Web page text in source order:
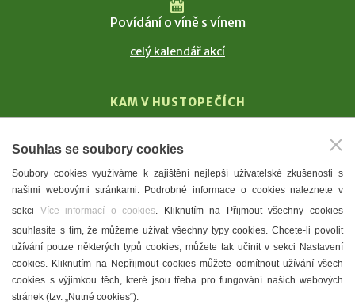
Povídání o víně s vínem
celý kalendář akcí
KAM V HUSTOPEČÍCH
T. G. Masaryk
Mandloně
Ubytování
Restaurace
Městské muzeum a galerie
Denní meníčka
Souhlas se soubory cookies
Soubory cookies využíváme k zajištění nejlepší uživatelské zkušenosti s
našimi webovými stránkami. Podrobné informace o cookies naleznete v
sekci Více informací o cookies. Kliknutím na Přijmout všechny cookies
souhlasíte s tím, že můžeme užívat všechny typy cookies. Chcete-li povolit
užívání pouze některých typů cookies, můžete tak učinit v sekci Nastavení
cookies. Kliknutím na Nepřijmout cookies můžete odmítnout užívání všech
cookies s výjimkou těch, které jsou třeba pro fungování našich webových
stránek (tzv. „Nutné cookies“).